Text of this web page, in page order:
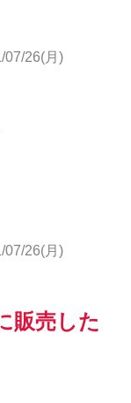
07/26(月)
07/26(月)
販売した